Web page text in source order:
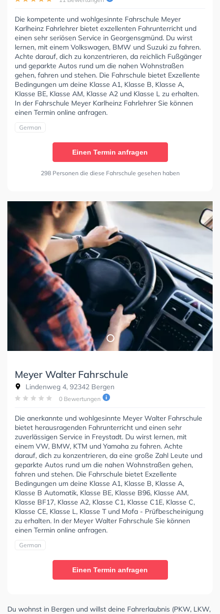
Die kompetente und wohlgesinnte Fahrschule Meyer
Karlheinz Fahrlehrer bietet exzellenten Fahrunterricht und
einen sehr seriösen Service in Georgensgmünd. Du wirst
lernen, mit einem Volkswagen, BMW und Suzuki zu fahren.
Achte darauf, dich zu konzentrieren, da reichlich Fußgänger
und geparkte Autos rund um die nahen Wohnstraßen
gehen, fahren und stehen. Die Fahrschule bietet Exzellente
Bedingungen um deine Klasse A1, Klasse B, Klasse A,
Klasse BE, Klasse AM, Klasse A2 und Klasse L zu erhalten.
In der Fahrschule Meyer Karlheinz Fahrlehrer Sie können
einen Termin online anfragen.
German
Einen Termin anfragen
298 Personen die diese Fahrschule gesehen haben
Meyer Walter Fahrschule
Lindenweg 4, 92342 Bergen
0 Bewertungen
Die anerkannte und wohlgesinnte Meyer Walter Fahrschule
bietet herausragenden Fahrunterricht und einen sehr
zuverlässigen Service in Freystadt. Du wirst lernen, mit
einem VW, BMW, KTM und Yamaha zu fahren. Achte
darauf, dich zu konzentrieren, da eine große Zahl Leute und
geparkte Autos rund um die nahen Wohnstraßen gehen,
fahren und stehen. Die Fahrschule bietet Exzellente
Bedingungen um deine Klasse A1, Klasse B, Klasse A,
Klasse B Automatik, Klasse BE, Klasse B96, Klasse AM,
Klasse BF17, Klasse A2, Klasse C1, Klasse C1E, Klasse C,
Klasse CE, Klasse L, Klasse T und Mofa - Prüfbescheinigung
zu erhalten. In der Meyer Walter Fahrschule Sie können
einen Termin online anfragen.
German
Einen Termin anfragen
Du wohnst in Bergen und willst deine Fahrerlaubnis (PKW, LKW,